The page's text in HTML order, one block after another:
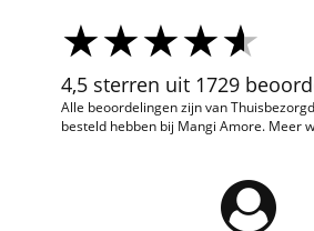
4,5 sterren uit 1729
Alle beoordelingen zijn van
besteld hebben bij Mangi Amore. Meer